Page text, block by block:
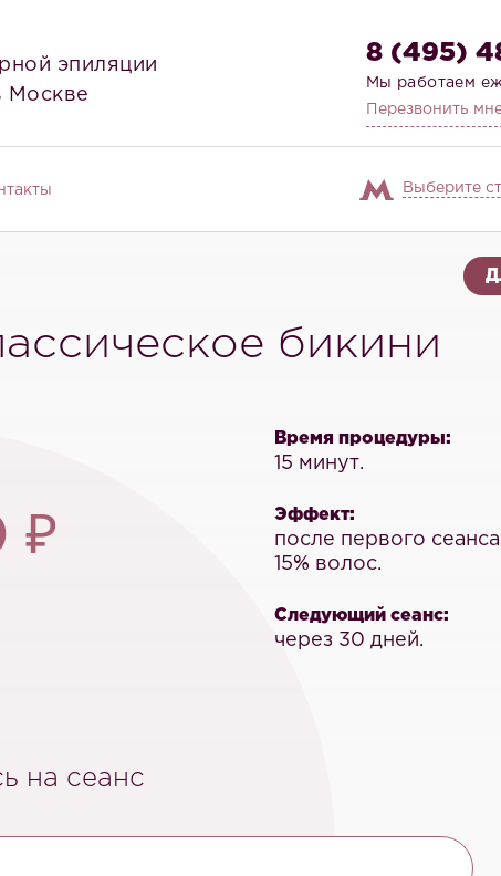
эпиляции
Москве
8 (495)
Мы работаем
Перезвонить
Выберите
бикини
₽
Время процедуры:
15 минут.
Эффект:
после первого
15% волос.
Следующий сеанс:
через 30 дней.
на сеанс